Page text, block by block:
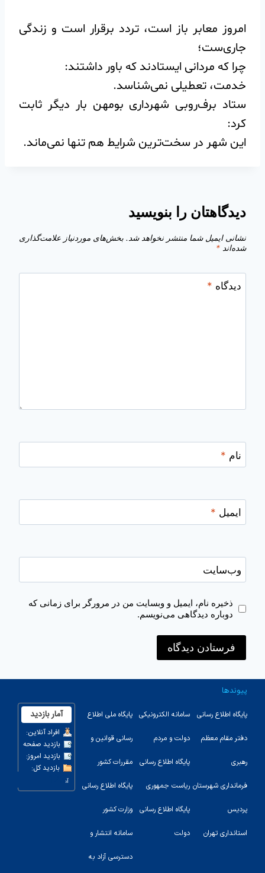
امروز معابر باز است، تردد برقرار است و زندگی
جاری‌ست؛
چرا که مردانی ایستادند که باور داشتند:
خدمت، تعطیلی نمی‌شناسد.
ستاد برف‌روبی شهرداری بومهن بار دیگر ثابت
کرد:
این شهر در سخت‌ترین شرایط هم تنها نمی‌ماند.
دیدگاهتان را بنویسید
نشانی ایمیل شما منتشر نخواهد شد. بخش‌های موردنیاز علامت‌گذاری
شده‌اند *
دیدگاه *
نام *
ایمیل *
وب‌سایت
ذخیره نام، ایمیل و وبسایت من در مرورگر برای زمانی که
دوباره دیدگاهی می‌نویسم.
پیوندها
پایگاه اطلاع رسانی
دفتر مقام معظم
رهبری
فرمانداری شهرستان
پردیس
استانداری تهران
سامانه الکترونیکی
دولت و مردم
پایگاه اطلاع رسانی
ریاست جمهوری
پایگاه اطلاع رسانی
دولت
پایگاه ملی اطلاع
رسانی قوانین و
مقررات کشور
پایگاه اطلاع رسانی
وزارت کشور
سامانه انتشار و
دسترسی آزاد به